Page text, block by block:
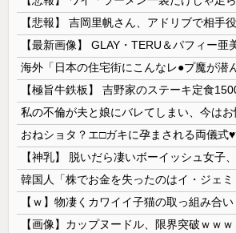
おねショタ？エ□ガキに孕まされる両儀式
【ｗ】物凄くカワイイ子猫の取っ組み合い
【画像】カップヌードル、限界突破ｗｗｗ